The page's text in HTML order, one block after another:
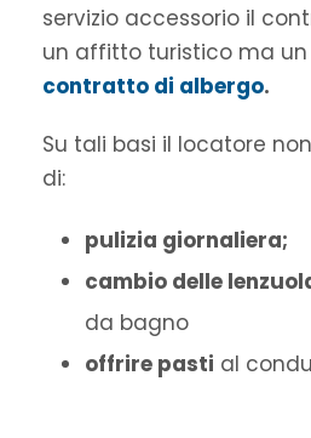
servizio accessorio il
un affitto turistico ma un
contratto di albergo.
Su tali basi il locatore
di:
pulizia giornaliera;
cambio delle
da bagno
offrire pasti al